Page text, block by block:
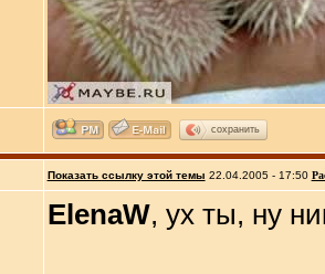
сохранить
Показать ссылку этой темы 22.04.2005 - 17:50
ElenaW, ух ты, ну